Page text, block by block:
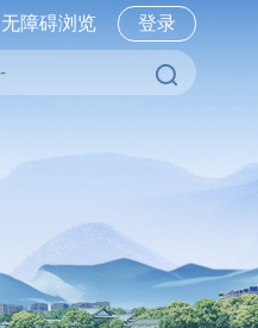
无障碍浏览 登录